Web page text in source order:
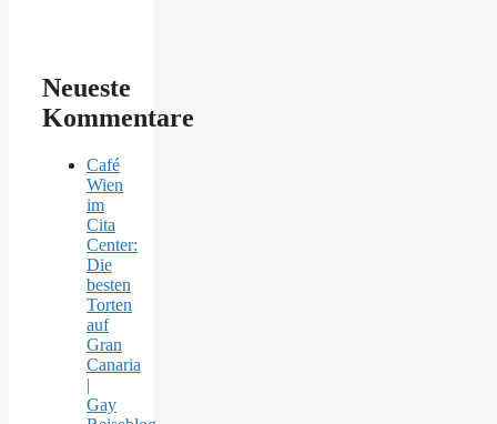
Neueste
Kommentare
Café
Wien
im
Cita
Center:
Die
besten
Torten
auf
Gran
Canaria
|
Gay